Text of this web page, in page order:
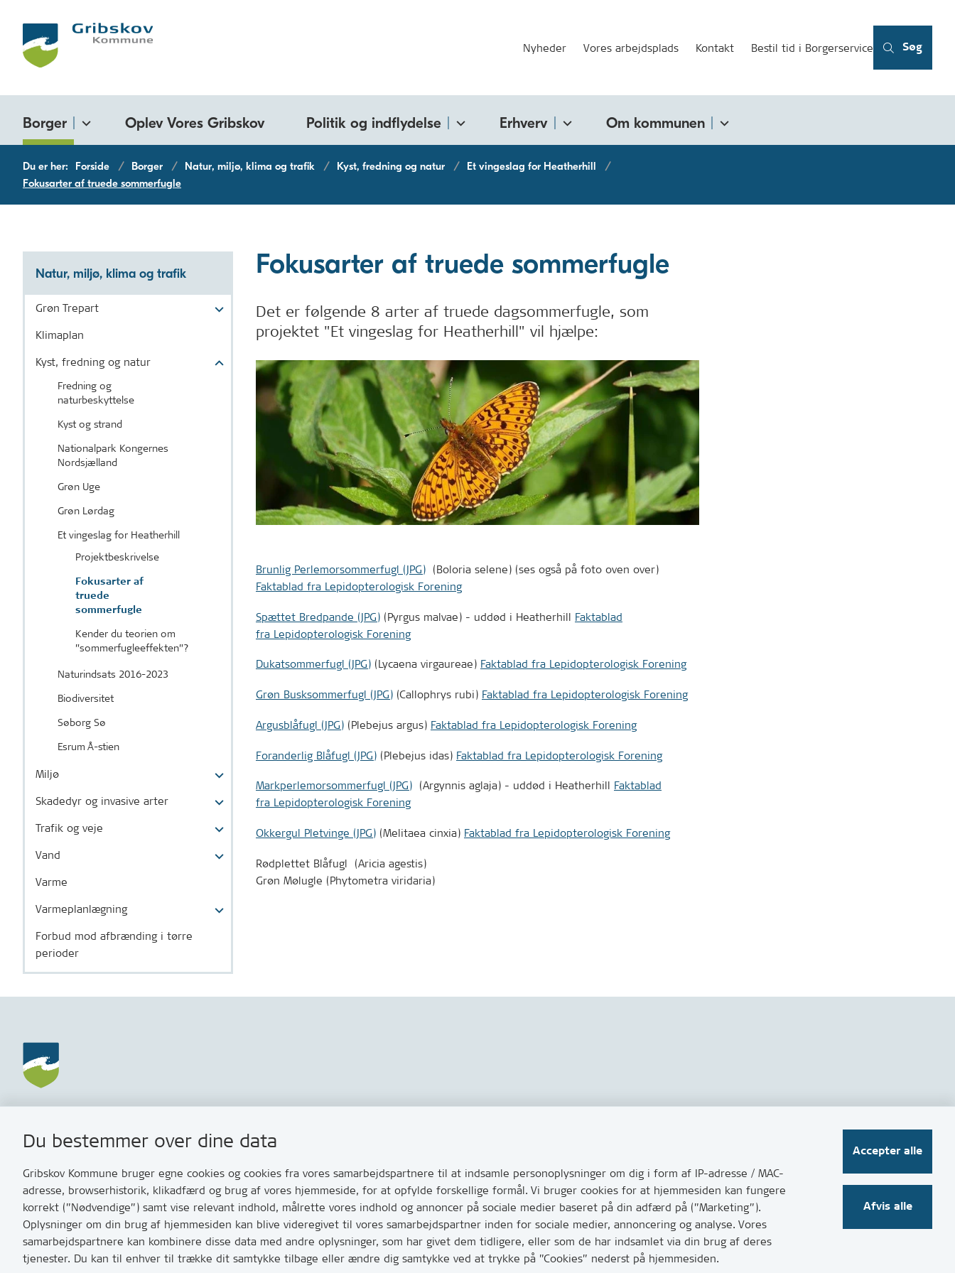
Nyheder Vores arbejdsplads Kontakt Bestil tid i Borgerservice Søg
Borger Oplev Vores Gribskov Politik og indflydelse Erhverv Om kommunen
Du er her: Forside Borger Natur, miljø, klima og trafik Kyst, fredning og natur
Et vingeslag for Heatherhill
Fokusarter af truede sommerfugle
Natur, miljø, klima og trafik
Grøn Trepart
Klimaplan
Kyst, fredning og natur
Fredning og
naturbeskyttelse
Kyst og strand
Nationalpark Kongernes
Nordsjælland
Grøn Uge
Grøn Lørdag
Et vingeslag for Heatherhill
Projektbeskrivelse
Fokusarter af
truede
sommerfugle
Kender du teorien om
”sommerfugleeffekten”?
Naturindsats 2016-2023
Biodiversitet
Søborg Sø
Esrum Å-stien
Miljø
Skadedyr og invasive arter
Trafik og veje
Vand
Varme
Varmeplanlægning
Forbud mod afbrænding i tørre
perioder
Fokusarter af truede sommerfugle
Det er følgende 8 arter af truede dagsommerfugle, som
projektet "Et vingeslag for Heatherhill" vil hjælpe:
Brunlig Perlemorsommerfugl (JPG) (Boloria selene) (ses også på foto oven over)
Faktablad fra Lepidopterologisk Forening
Spættet Bredpande (JPG) (Pyrgus malvae) - uddød i Heatherhill Faktablad
fra Lepidopterologisk Forening
Dukatsommerfugl (JPG) (Lycaena virgaureae) Faktablad fra Lepidopterologisk Forening
Grøn Busksommerfugl (JPG) (Callophrys rubi) Faktablad fra Lepidopterologisk Forening
Argusblåfugl (JPG) (Plebejus argus) Faktablad fra Lepidopterologisk Forening
Foranderlig Blåfugl (JPG) (Plebejus idas) Faktablad fra Lepidopterologisk Forening
Markperlemorsommerfugl (JPG) (Argynnis aglaja) - uddød i Heatherhill Faktablad
fra Lepidopterologisk Forening
Okkergul Pletvinge (JPG) (Melitaea cinxia) Faktablad fra Lepidopterologisk Forening
Rødplettet Blåfugl (Aricia agestis)
Grøn Mølugle (Phytometra viridaria)
Rådhusvej 3
Skriv til os via Digital Post
med os? Se her hvordan
Tip os om huller i vejen eller andet
T:7249 6000
Bemærk: vi har mange opkald mellem kl.
10 og 11
Cookies
Databeskyttelse
CVR, EAN og betaling
Du bestemmer over dine data
Gribskov Kommune bruger egne cookies og cookies fra vores samarbejdspartnere til at indsamle personoplysninger om dig i form af IP-adresse / MAC-
adresse, browserhistorik, klikadfærd og brug af vores hjemmeside, for at opfylde forskellige formål. Vi bruger cookies for at hjemmesiden kan fungere
korrekt (”Nødvendige”) samt vise relevant indhold, målrette vores indhold og annoncer på sociale medier baseret på din adfærd på (”Marketing”).
Oplysninger om din brug af hjemmesiden kan blive videregivet til vores samarbejdspartner inden for sociale medier, annoncering og analyse. Vores
samarbejdspartnere kan kombinere disse data med andre oplysninger, som har givet dem tidligere, eller som de har indsamlet via din brug af deres
tjenester. Du kan til enhver til trække dit samtykke tilbage eller ændre dig samtykke ved at trykke på ”Cookies” nederst på hjemmesiden.
Accepter alle
Afvis alle